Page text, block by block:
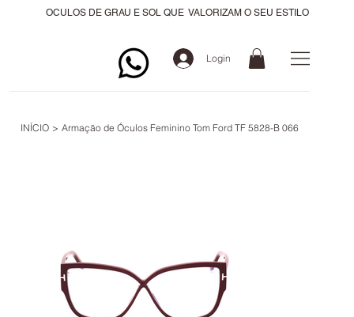
OCULOS DE GRAU E SOL QUE VALORIZAM O SEU ESTILO
Login
INÍCIO > Armação de Óculos Feminino Tom Ford TF 5828-B 066